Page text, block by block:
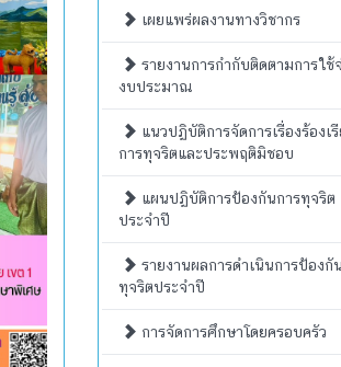
เผยแพร่ผลงานทางวิชากร
รายงานการกำกับติดตามการใช้
งบประมาณ
แนวปฏิบัติการจัดการเรื่องร้องเ
การทุจริตและประพฤติมิชอบ
แผนปฏิบัติการป้องกันการทุจริต
ประจำปี
รายงานผลการดำเนินการป้องกั
ทุจริตประจำปี
การจัดการศึกษาโดยครอบครัว